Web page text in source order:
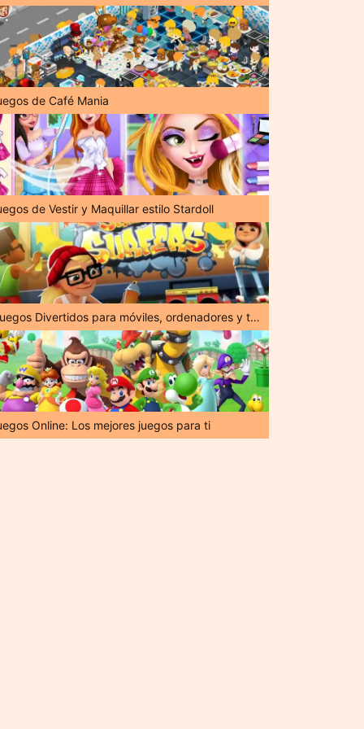
de Café Mania
de Vestir y Maquillar estilo Stardoll
¡Juegos Divertidos para móviles, ordenadores y tabletas!
Online: Los mejores juegos para ti